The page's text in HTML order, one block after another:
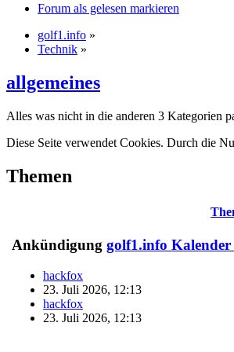
Forum als gelesen markieren
golf1.info »
Technik »
allgemeines
Alles was nicht in die anderen 3 Kategorien
Diese Seite verwendet Cookies. Durch die
Themen
Ankündigung golf1.info Kalender
hackfox
23. Juli 2026, 12:13
hackfox
23. Juli 2026, 12:13